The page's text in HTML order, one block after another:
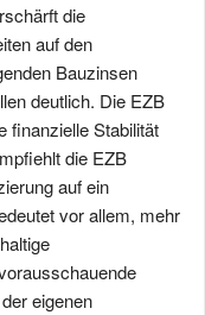
die
auf den
Bauzinsen
deutlich. Die EZB
finanzielle Stabilität
die EZB
auf ein
vor allem, mehr
eigenen